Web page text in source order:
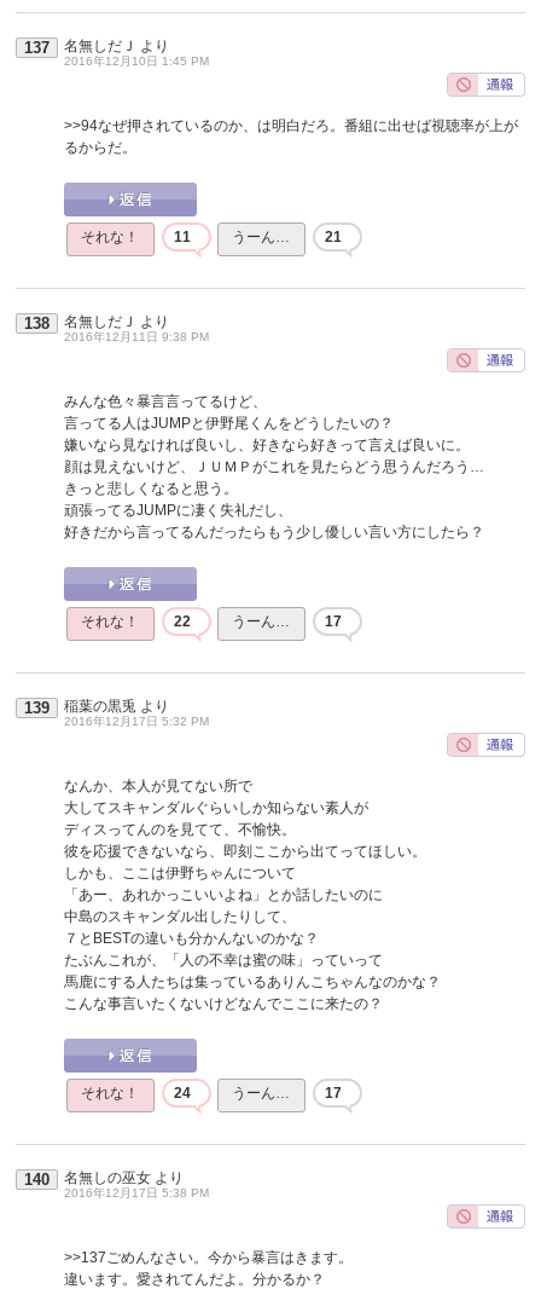
137 名無しだＪ より
2016年12月10日 1:45 PM
>>94なぜ押されているのか、は明白だろ。番組に出せば視聴率が上が
るからだ。
それな！ 11 うーん… 21
138 名無しだＪ より
2016年12月11日 9:38 PM
みんな色々暴言言ってるけど、
言ってる人はJUMPと伊野尾くんをどうしたいの？
嫌いなら見なければ良いし、好きなら好きって言えば良いに。
顔は見えないけど、ＪＵＭＰがこれを見たらどう思うんだろう…
きっと悲しくなると思う。
頑張ってるJUMPに凄く失礼だし、
好きだから言ってるんだったらもう少し優しい言い方にしたら？
それな！ 22 うーん… 17
139 稲葉の黒兎 より
2016年12月17日 5:32 PM
なんか、本人が見てない所で
大してスキャンダルぐらいしか知らない素人が
ディスってんのを見てて、不愉快。
彼を応援できないなら、即刻ここから出てってほしい。
しかも、ここは伊野ちゃんについて
「あー、あれかっこいいよね」とか話したいのに
中島のスキャンダル出したりして、
７とBESTの違いも分かんないのかな？
たぶんこれが、「人の不幸は蜜の味」っていって
馬鹿にする人たちは集っているありんこちゃんなのかな？
こんな事言いたくないけどなんでここに来たの？
それな！ 24 うーん… 17
140 名無しの巫女 より
2016年12月17日 5:38 PM
>>137ごめんなさい。今から暴言はきます。
違います。愛されてんだよ。分かるか？